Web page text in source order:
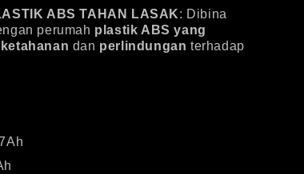
ABS TAHAN LASAK: Dibina
perumah plastik ABS yang
ketahanan dan perlindungan terhadap